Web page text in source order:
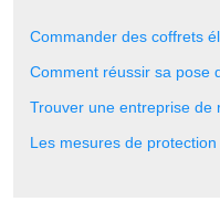
Commander des coffrets
Comment réussir sa pose
Trouver une entreprise de
Les mesures de